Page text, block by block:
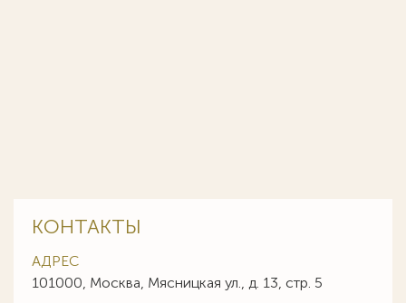
КОНТАКТЫ
АДРЕС
101000, Москва, Мясницкая ул., д. 13, стр. 5